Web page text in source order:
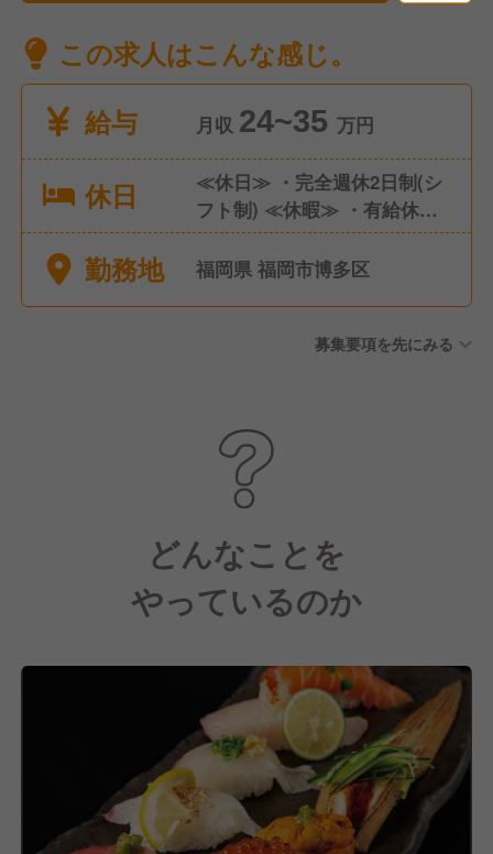
この求人はこんな感じ。
給与
月収 24~35 万円
休日
≪休日≫ ・完全週休2日制(シ
フト制) ≪休暇≫ ・有給休暇
・慶弔休暇 年間休日108日 社
会保険完備（雇用・労災・健
勤務地 福岡県 福岡市博多区
募集要項を先にみる
どんなことを
やっているのか